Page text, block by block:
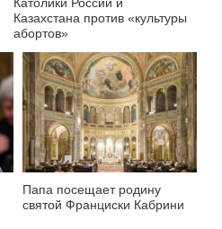
Казахстана против «культуры
абортов»
Папа посещает родину
святой Франциски Кабрини